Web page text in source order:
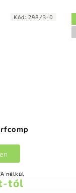
nélkül
tól
Kód: 298/3-0